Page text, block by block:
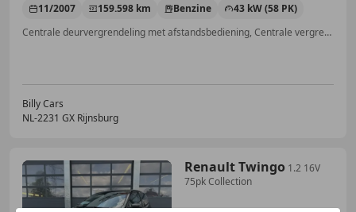
11/2007 159.598 km Benzine
43 kW (58 PK)
Centrale deurvergrendeling met afstandsbediening, Centrale vergrendeling, Mistlampen, CD, Zij-airbags, Radio, Elektrische ramen, ABS
Billy Cars
NL-2231 GX Rijnsburg
Renault Twingo 1.2 16V
75pk Collection